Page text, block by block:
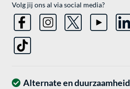
Volg jij ons al via social media?
Alternate en duurzaamheid